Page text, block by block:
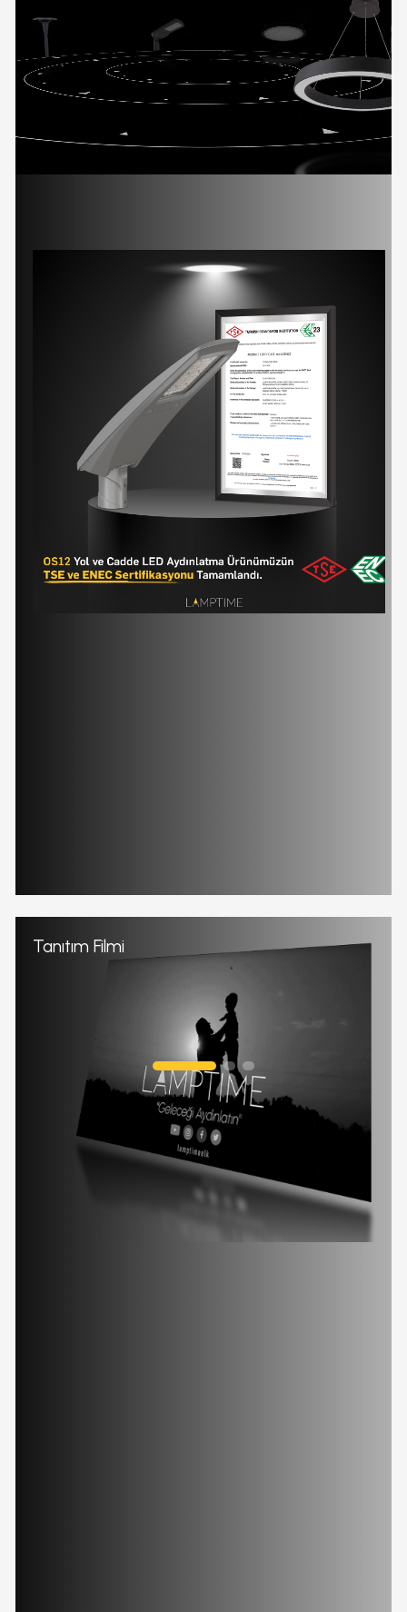
Tanıtım Filmi